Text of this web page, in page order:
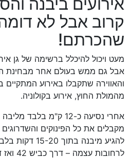
קרוב אבל לא
שהכרתם!
מעט ויכול להיכלל ברשימה של גן
אבל גם ממש בעולם אחר מבחינת
והאווירה שתקבלו באירוע
מהמולת החוץ, אירוע בקולוניה.
אחרי נסיעה כ-12 ק"מ
מקבלים את כל הפינוקים והשדרוגים
להגיע מיבנה